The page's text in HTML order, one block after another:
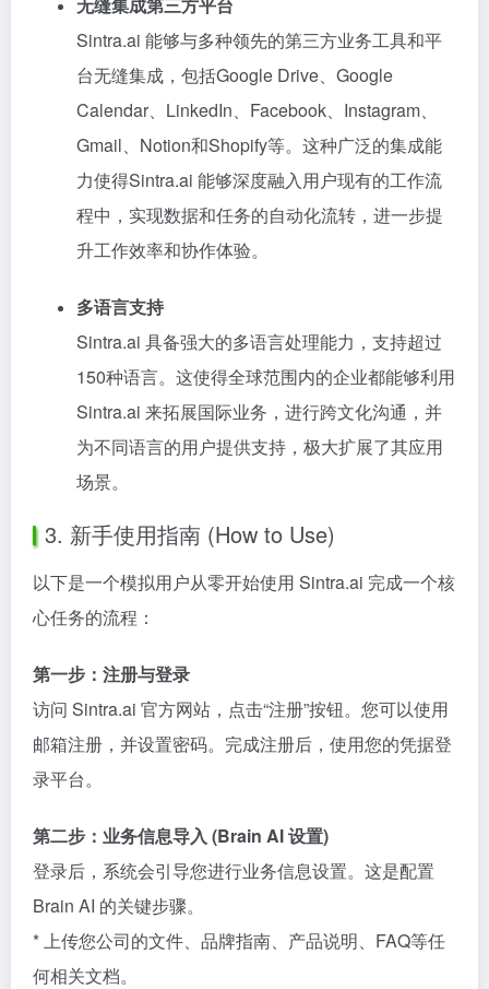
Sintra.ai 能够与多种领先的第三方业务工具和平
台无缝集成，包括Google Drive、Google
Calendar、LinkedIn、Facebook、Instagram、
Gmail、Notion和Shopify等。这种广泛的集成能
力使得Sintra.ai 能够深度融入用户现有的工作流
程中，实现数据和任务的自动化流转，进一步提
升工作效率和协作体验。
多语言支持
Sintra.ai 具备强大的多语言处理能力，支持超过
150种语言。这使得全球范围内的企业都能够利用
Sintra.ai 来拓展国际业务，进行跨文化沟通，并
为不同语言的用户提供支持，极大扩展了其应用
场景。
3. 新手使用指南 (How to Use)
以下是一个模拟用户从零开始使用 Sintra.ai 完成一个核
心任务的流程：
第一步：注册与登录
访问 Sintra.ai 官方网站，点击“注册”按钮。您可以使用
邮箱注册，并设置密码。完成注册后，使用您的凭据登
录平台。
第二步：业务信息导入 (Brain AI 设置)
登录后，系统会引导您进行业务信息设置。这是配置
Brain AI 的关键步骤。
* 上传您公司的文件、品牌指南、产品说明、FAQ等任
何相关文档。